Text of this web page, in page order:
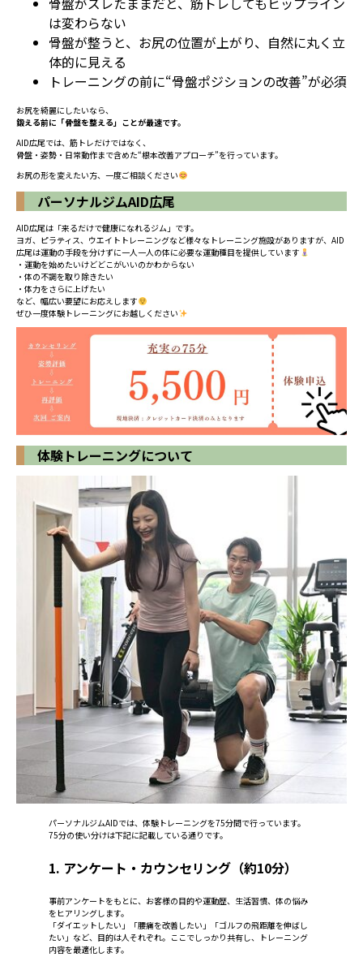
は変わらない
骨盤が整うと、お尻の位置が上がり、自然に丸く立
体的に見える
トレーニングの前に“骨盤ポジションの改善”が必須
お尻を綺麗にしたいなら、
鍛える前に「骨盤を整える」ことが最速です。
AID広尾では、筋トレだけではなく、
骨盤・姿勢・日常動作まで含めた“根本改善アプローチ”を行っています。
お尻の形を変えたい方、一度ご相談ください
パーソナルジムAID広尾
AID広尾は「来るだけで健康になれるジム」です。
ヨガ、ピラティス、ウエイトトレーニングなど様々なトレーニング施設がありますが、AID
広尾は運動の手段を分けずに一人一人の体に必要な運動種目を提供しています
・運動を始めたいけどどこがいいのかわからない
・体の不調を取り除きたい
・体力をさらに上げたい
など、幅広い要望にお応えします
ぜひ一度体験トレーニングにお越しください
体験トレーニングについて
パーソナルジムAIDでは、体験トレーニングを75分間で行っています。
75分の使い分けは下記に記載している通りです。
1. アンケート・カウンセリング（約10分）
事前アンケートをもとに、お客様の目的や運動歴、生活習慣、体の悩み
をヒアリングします。
「ダイエットしたい」「腰痛を改善したい」「ゴルフの飛距離を伸ばし
たい」など、目的は人それぞれ。ここでしっかり共有し、トレーニング
内容を最適化します。